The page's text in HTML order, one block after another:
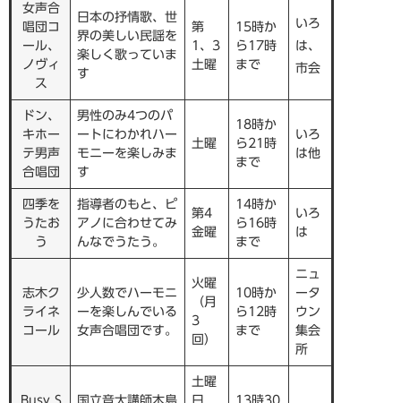
女声合
唱団コ
ール、
ノヴィ
ス
日本の抒情歌、世
界の美しい民謡を
楽しく歌っていま
す
第
1、3
土曜
15時か
ら17時
まで
いろ
は、
市会
ドン、
キホー
テ男声
合唱団
男性のみ4つのパ
ートにわかれハー
モニーを楽しみま
す
土曜
18時か
ら21時
まで
いろ
は他
四季を
うたお
う
指導者のもと、ピ
アノに合わせてみ
んなでうたう。
第4
金曜
14時か
ら16時
まで
いろ
は
志木ク
ライネ
コール
少人数でハーモニ
ーを楽しんでいる
女声合唱団です。
火曜
（月
3
回）
10時か
ら12時
まで
ニュ
ータ
ウン
集会
所
Busy S 国立音大講師木島
土曜
日
13時30